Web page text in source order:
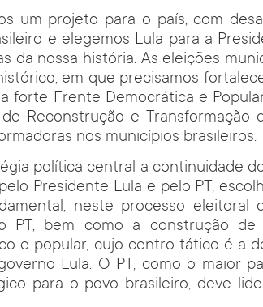
um projeto para o país, com
e elegemos Lula para a
da nossa história. As eleições
em que precisamos
forte Frente Democrática e
Reconstrução e Transformação
nos municípios brasileiros.
política central a continuidade
Presidente Lula e pelo PT,
neste processo eleitoral
PT, bem como a construção de
e popular, cujo centro tático é a
Lula. O PT, como o maior
para o povo brasileiro, deve